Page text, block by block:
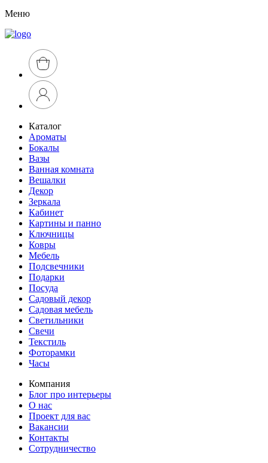
Меню
Каталог
Ароматы
Бокалы
Вазы
Ванная комната
Вешалки
Декор
Зеркала
Кабинет
Картины и панно
Ключницы
Ковры
Мебель
Подсвечники
Подарки
Посуда
Садовый декор
Садовая мебель
Светильники
Свечи
Текстиль
Фоторамки
Часы
Компания
Блог про интерьеры
О нас
Проект для вас
Вакансии
Контакты
Сотрудничество